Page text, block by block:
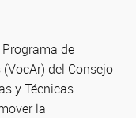
de
del Consejo
y Técnicas
la